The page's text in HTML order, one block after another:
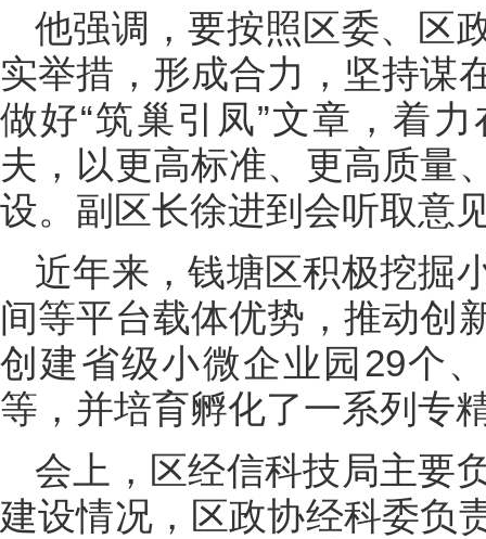
他强调，要按照区委、区
实举措，形成合力，坚持谋
做好“筑巢引凤”文章，着
夫，以更高标准、更高质量
设。副区长徐进到会听取意
近年来，钱塘区积极挖掘
间等平台载体优势，推动创
创建省级小微企业园29个
等，并培育孵化了一系列专
会上，区经信科技局主要
建设情况，区政协经科委负